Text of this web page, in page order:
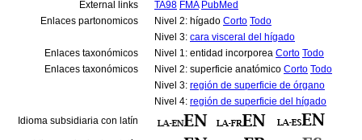
External links
TA98 FMA PubMed
Enlaces partonomicos
Nivel 2: hígado Corto Todo
Nivel 3: cara visceral del hígado
Enlaces taxonómicos
Nivel 1: entidad incorporea Corto Todo
Enlaces taxonómicos
Nivel 2: superficie anatómico Corto Todo
Nivel 3: región de superficie de órgano
Nivel 4: región de superficie del hígado
Idioma subsidiaria con latín